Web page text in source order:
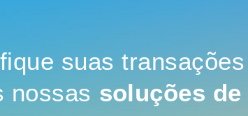
suas
nossas soluções